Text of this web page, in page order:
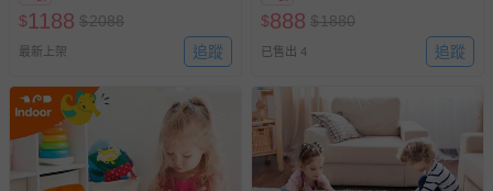
$1188 $2088
最新上架 追蹤
$888 $1880
已售出 4 追蹤